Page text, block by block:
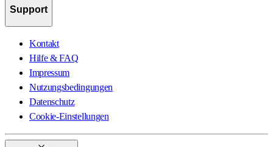
Support
Kontakt
Hilfe & FAQ
Impressum
Nutzungsbedingungen
Datenschutz
Cookie-Einstellungen